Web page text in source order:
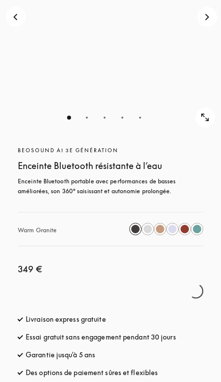
BEOSOUND A1 3E GÉNÉRATION
Enceinte Bluetooth résistante à l’eau
Enceinte Bluetooth portable avec performances de basses
améliorées, son 360° saisissant et autonomie prolongée.
Warm Granite
349 €
Livraison express gratuite
Essai gratuit sans engagement pendant 30 jours
Garantie jusqu'à 5 ans
Des options de paiement sûres et flexibles